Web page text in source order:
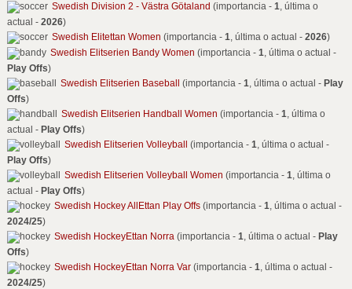
Swedish Division 2 - Västra Götaland (importancia - 1, última o
actual - 2026)
Swedish Elitettan Women (importancia - 1, última o actual - 2026)
Swedish Elitserien Bandy Women (importancia - 1, última o actual -
Play Offs)
Swedish Elitserien Baseball
(importancia - 1, última o actual - Play
Offs)
Swedish Elitserien Handball Women (importancia - 1, última o
actual - Play Offs)
Swedish Elitserien Volleyball
(importancia - 1, última o actual -
Play Offs)
Swedish Elitserien Volleyball Women (importancia - 1, última o
actual - Play Offs)
Swedish Hockey AllEttan Play Offs(importancia - 1, última o actual -
2024/25)
Swedish HockeyEttan Norra(importancia - 1, última o actual - Play
Offs)
Swedish HockeyEttan Norra Var(importancia - 1, última o actual -
2024/25)